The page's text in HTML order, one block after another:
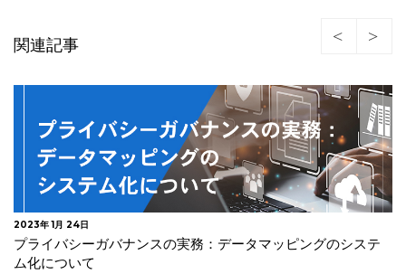
関連記事
2022年 8月 19日
米国NIST 医療業界向けのサイバーセキュリティ・ガイダン
スを更新